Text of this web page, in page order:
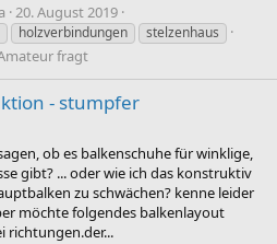
20. August 2019
holzverbindungen stelzenhaus
fragt
- stumpfer
ob es balkenschuhe für winklige,
gibt? ... oder wie ich das konstruktiv
zu schwächen? kenne leider
möchte folgendes balkenlayout
richtungen.der...